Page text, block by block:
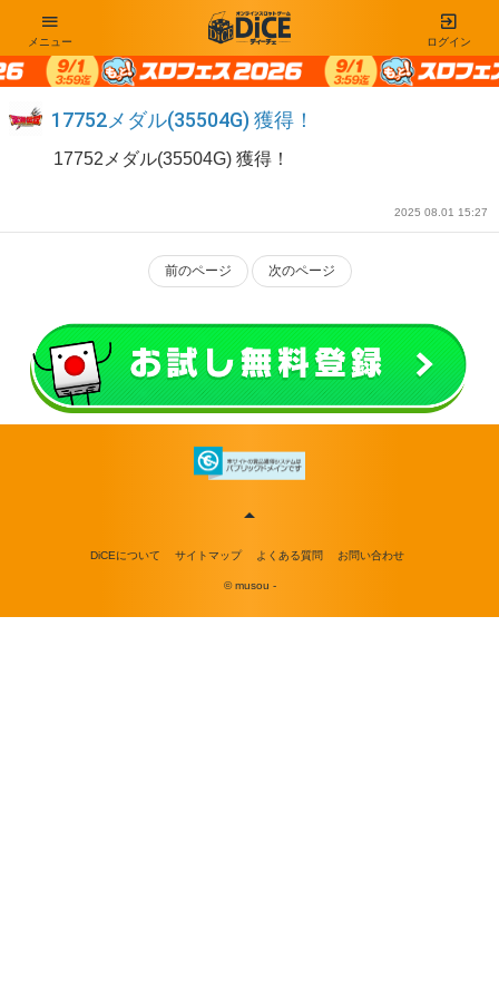
ログイン
メニュー
17752メダル(35504G) 獲得！
17752メダル(35504G) 獲得！
2025 08.01 15:27
前のページ 次のページ
DiCEについて サイトマップ よくある質問 お問い合わせ
© musou -